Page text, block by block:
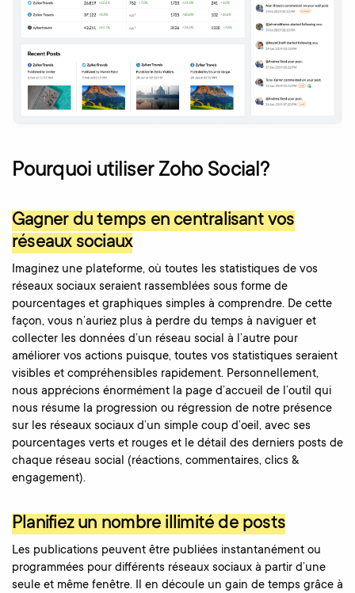
Pourquoi utiliser Zoho Social?
Gagner du temps en centralisant vos
réseaux sociaux
Imaginez une plateforme, où toutes les statistiques de vos
réseaux sociaux seraient rassemblées sous forme de
pourcentages et graphiques simples à comprendre. De cette
façon, vous n’auriez plus à perdre du temps à naviguer et
collecter les données d’un réseau social à l’autre pour
améliorer vos actions puisque, toutes vos statistiques seraient
visibles et compréhensibles rapidement. Personnellement,
nous apprécions énormément la page d’accueil de l’outil qui
nous résume la progression ou régression de notre présence
sur les réseaux sociaux d’un simple coup d’oeil, avec ses
pourcentages verts et rouges et le détail des derniers posts de
chaque réseau social (réactions, commentaires, clics &
engagement).
Planifiez un nombre illimité de posts
Les publications peuvent être publiées instantanément ou
programmées pour différents réseaux sociaux à partir d’une
seule et même fenêtre. Il en découle un gain de temps grâce à